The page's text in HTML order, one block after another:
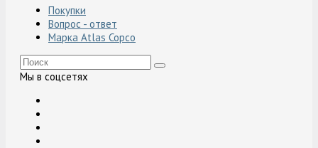
Покупки
Вопрос - ответ
Марка Atlas Copco
Мы в соцсетях